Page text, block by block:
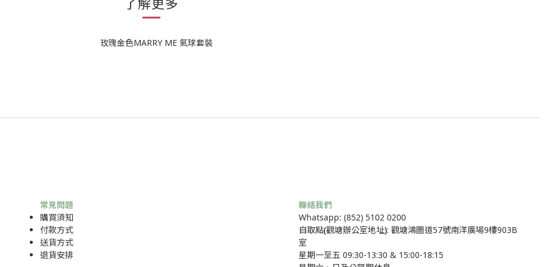
常見問題
購買須知
付款方式
送貨方式
退貨安排
聯絡我們
Whatsapp: (852) 5102 0200
自取點(觀塘辦公室地址): 觀塘鴻圖道57號南洋廣場9樓903B
室
星期一至五 09:30-13:30 & 15:00-18:15